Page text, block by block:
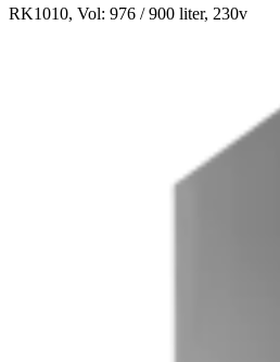
RK1010, Vol: 976 / 900 liter, 230v